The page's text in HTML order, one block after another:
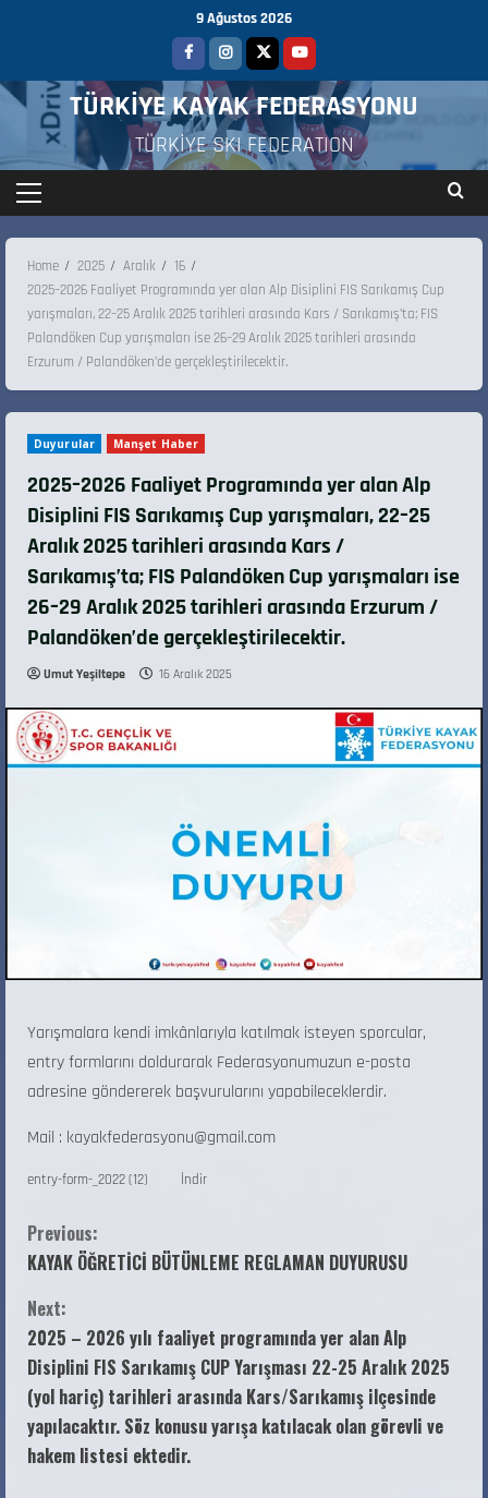
9 Ağustos 2026
TÜRKİYE KAYAK FEDERASYONU
TÜRKİYE SKI FEDERATION
Home 2025 Aralık
16
2025–2026 Faaliyet Programında yer alan Alp Disiplini FIS Sarıkamış Cup
yarışmaları, 22–25 Aralık 2025 tarihleri arasında Kars / Sarıkamış’ta; FIS
Palandöken Cup yarışmaları ise 26–29 Aralık 2025 tarihleri arasında
Erzurum / Palandöken’de gerçekleştirilecektir.
Duyurular Manşet Haber
2025–2026 Faaliyet Programında yer alan Alp
Disiplini FIS Sarıkamış Cup yarışmaları, 22–25
Aralık 2025 tarihleri arasında Kars /
Sarıkamış’ta; FIS Palandöken Cup yarışmaları ise
26–29 Aralık 2025 tarihleri arasında Erzurum /
Palandöken’de gerçekleştirilecektir.
Umut Yeşiltepe 16 Aralık 2025
Yarışmalara kendi imkânlarıyla katılmak isteyen sporcular,
entry formlarını doldurarak Federasyonumuzun e-posta
adresine göndererek başvurularını yapabileceklerdir.
Mail : kayakfederasyonu@gmail.com
entry-form-_2022 (12) İndir
Previous:
KAYAK ÖĞRETİCİ BÜTÜNLEME REGLAMAN DUYURUSU
Next:
2025 – 2026 yılı faaliyet programında yer alan Alp
Disiplini FIS Sarıkamış CUP Yarışması 22-25 Aralık 2025
(yol hariç) tarihleri arasında Kars/Sarıkamış ilçesinde
yapılacaktır. Söz konusu yarışa katılacak olan görevli ve
hakem listesi ektedir.